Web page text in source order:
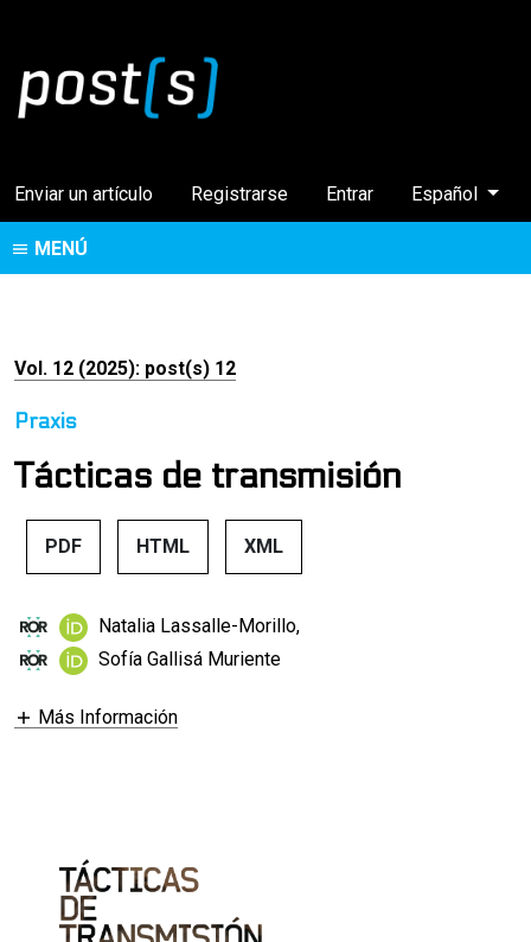
Enviar un artículo Registrarse Entrar Cambiar el
Español
MENÚ
Vol. 12 (2025): post(s) 12
Praxis
Tácticas de transmisión
PDF HTML XML
Natalia Lassalle-Morillo,
Sofía Gallisá Muriente
Más Información